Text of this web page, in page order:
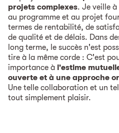
projets complexes. Je veille
au programme et au projet
termes de rentabilité, de
de qualité et de délais. Dans
long terme, le succès n'est
tire à la même corde : C'est
importance à l'estime
ouverte et à une approche
Une telle collaboration et un
tout simplement plaisir.